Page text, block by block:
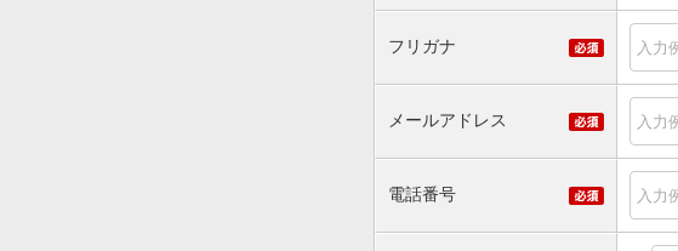
フリガナ
メールアドレス
電話番号